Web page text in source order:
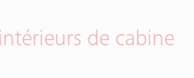
de cabine